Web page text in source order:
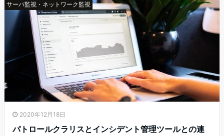
サーバ監視・ネットワーク監視
2020年12月18日
パトロールクラリスとインシデント管理ツールとの連